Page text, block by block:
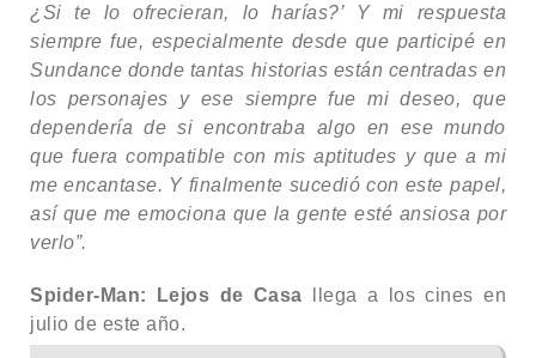
¿Si te lo ofrecieran, lo harías?’ Y mi respuesta
siempre fue, especialmente desde que participé en
Sundance donde tantas historias están centradas en
los personajes y ese siempre fue mi deseo, que
dependería de si encontraba algo en ese mundo
que fuera compatible con mis aptitudes y que a mi
me encantase. Y finalmente sucedió con este papel,
así que me emociona que la gente esté ansiosa por
verlo”.
Spider-Man: Lejos de Casa llega a los cines en
julio de este año.